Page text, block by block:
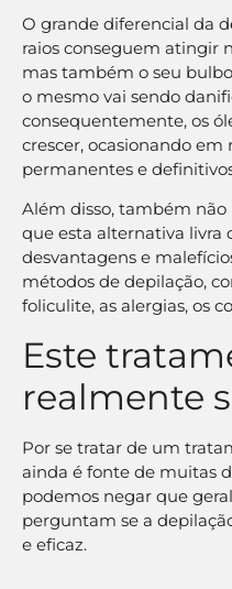
O grande diferencial da
raios conseguem atingir
mas também o seu
o mesmo vai sendo
consequentemente, os
crescer, ocasionando
permanentes e
Além disso, também
que esta alternativa livra
desvantagens e
métodos de depilação,
foliculite, as alergias, os
Este
realmente
Por se tratar de um
ainda é fonte de muitas
podemos negar que
perguntam se a
e eficaz.